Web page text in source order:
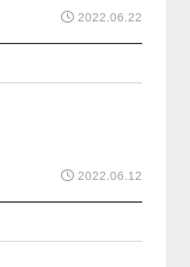
2022.06.22
2022.06.12